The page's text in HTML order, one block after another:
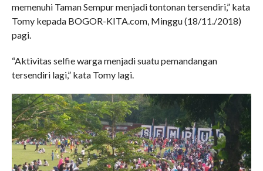
memenuhi Taman Sempur menjadi tontonan tersendiri,” kata
Tomy kepada BOGOR-KITA.com, Minggu (18/11./2018)
pagi.
“Aktivitas selfie warga menjadi suatu pemandangan
tersendiri lagi,” kata Tomy lagi.